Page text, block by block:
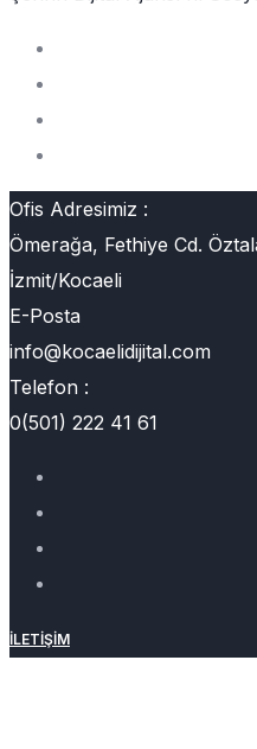
Ofis Adresimiz :
Ömerağa, Fethiye Cd.
İzmit/Kocaeli
E-Posta
info@kocaelidijital.com
Telefon :
0(501) 222 41 61
İLETIŞIM